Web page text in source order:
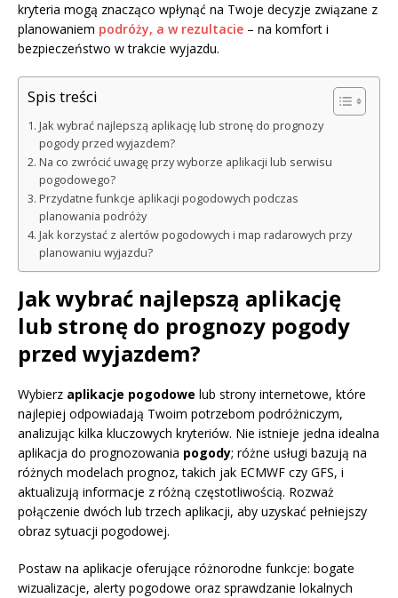
kryteria mogą znacząco wpłynąć na Twoje decyzje związane z
planowaniem podróży, a w rezultacie – na komfort i
bezpieczeństwo w trakcie wyjazdu.
Spis treści
Jak wybrać najlepszą aplikację lub stronę do prognozy
pogody przed wyjazdem?
Na co zwrócić uwagę przy wyborze aplikacji lub serwisu
pogodowego?
Przydatne funkcje aplikacji pogodowych podczas
planowania podróży
Jak korzystać z alertów pogodowych i map radarowych przy
planowaniu wyjazdu?
Jak wybrać najlepszą aplikację
lub stronę do prognozy pogody
przed wyjazdem?
Wybierz aplikacje pogodowe lub strony internetowe, które
najlepiej odpowiadają Twoim potrzebom podróżniczym,
analizując kilka kluczowych kryteriów. Nie istnieje jedna idealna
aplikacja do prognozowania pogody; różne usługi bazują na
różnych modelach prognoz, takich jak ECMWF czy GFS, i
aktualizują informacje z różną częstotliwością. Rozważ
połączenie dwóch lub trzech aplikacji, aby uzyskać pełniejszy
obraz sytuacji pogodowej.
Postaw na aplikacje oferujące różnorodne funkcje: bogate
wizualizacje, alerty pogodowe oraz sprawdzanie lokalnych